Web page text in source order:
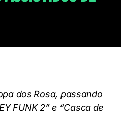
dos Rosa, passando
FUNK 2” e “Casca de